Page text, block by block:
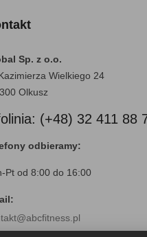
Sp. z o.o.
Wielkiego 24
Olkusz
(+48) 32 411 88
odbieramy:
Pt od 8:00 do 16:00